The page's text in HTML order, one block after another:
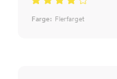
Farge: Flerfarget